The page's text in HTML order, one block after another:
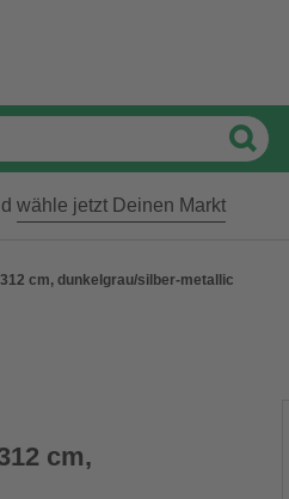
wähle jetzt Deinen Markt
cm, dunkelgrau/silber-metallic
cm,